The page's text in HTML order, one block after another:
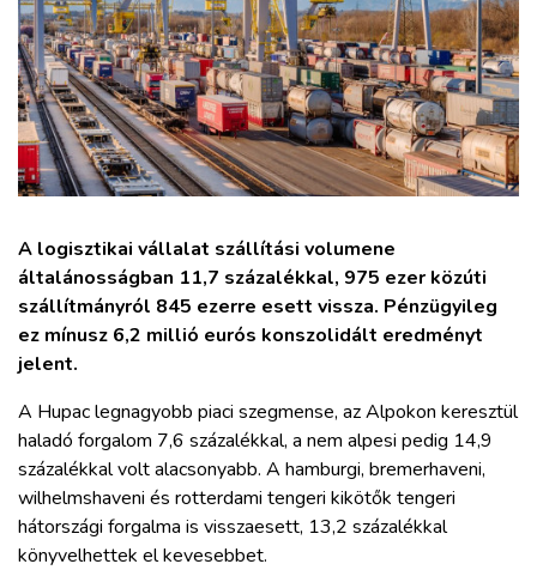
HAJÓZÁS
BLOG
ARCHÍVUM
WEBSHOP
BELÉPÉS
REGISZTRÁCIÓ
A logisztikai vállalat szállítási volumene
általánosságban 11,7 százalékkal, 975 ezer közúti
szállítmányról 845 ezerre esett vissza. Pénzügyileg
ez mínusz 6,2 millió eurós konszolidált eredményt
jelent.
A Hupac legnagyobb piaci szegmense, az Alpokon keresztül
haladó forgalom 7,6 százalékkal, a nem alpesi pedig 14,9
százalékkal volt alacsonyabb. A hamburgi, bremerhaveni,
wilhelmshaveni és rotterdami tengeri kikötők tengeri
hátországi forgalma is visszaesett, 13,2 százalékkal
könyvelhettek el kevesebbet.